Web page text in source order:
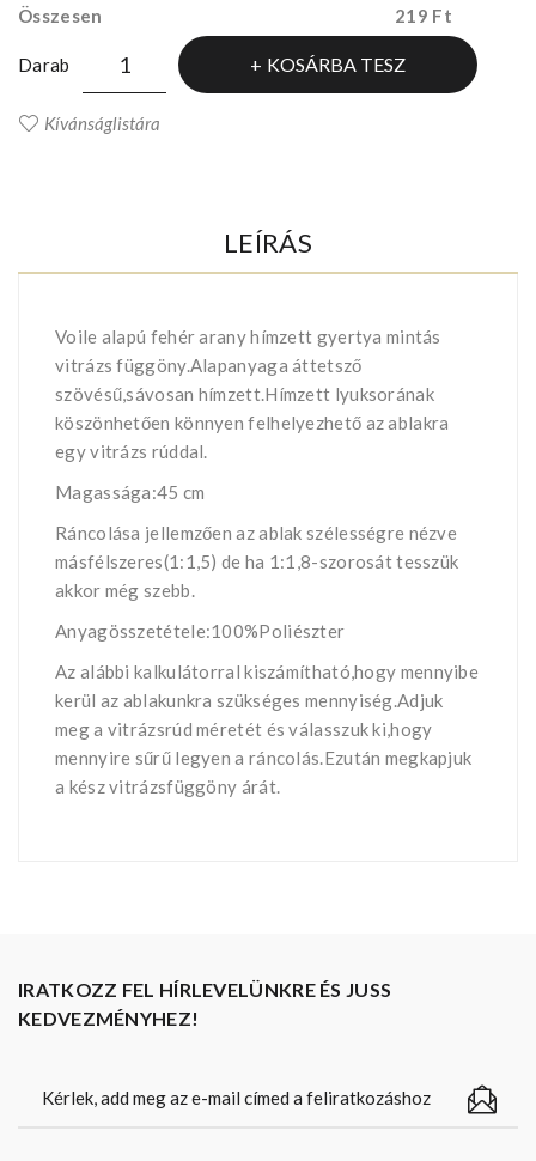
Összesen
219 Ft
Darab KOSÁRBA TESZ
Kívánságlistára
LEÍRÁS
Voile alapú fehér arany hímzett gyertya mintás
vitrázs függöny.Alapanyaga áttetsző
szövésű,sávosan hímzett.Hímzett lyuksorának
köszönhetően könnyen felhelyezhető az ablakra
egy vitrázs rúddal.
Magassága:45 cm
Ráncolása jellemzően az ablak szélességre nézve
másfélszeres(1:1,5) de ha 1:1,8-szorosát tesszük
akkor még szebb.
Anyagösszetétele:100%Poliészter
Az alábbi kalkulátorral kiszámítható,hogy mennyibe
kerül az ablakunkra szükséges mennyiség.Adjuk
meg a vitrázsrúd méretét és válasszuk ki,hogy
mennyire sűrű legyen a ráncolás.Ezután megkapjuk
a kész vitrázsfüggöny árát.
IRATKOZZ FEL HÍRLEVELÜNKRE ÉS JUSS
KEDVEZMÉNYHEZ!